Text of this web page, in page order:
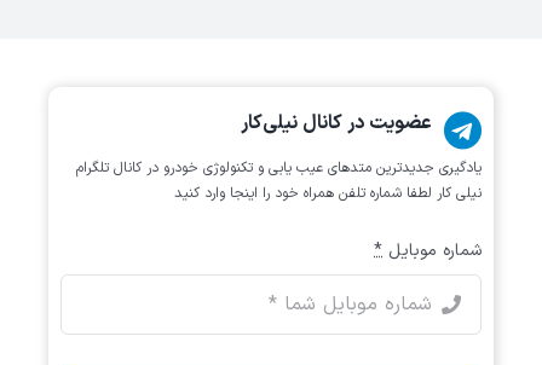
عضویت در کانال نیلی‌کار
یادگیری جدیدترین متد‌های عیب یابی‌ و تکنولوژی خودرو در کانال تلگرام
نیلی کار لطفا شماره تلفن همراه خود را اینجا وارد کنید
شماره موبایل *